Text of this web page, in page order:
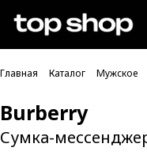
Проверка хлебных
Главная Каталог Мужское
Burberry
Сумка-